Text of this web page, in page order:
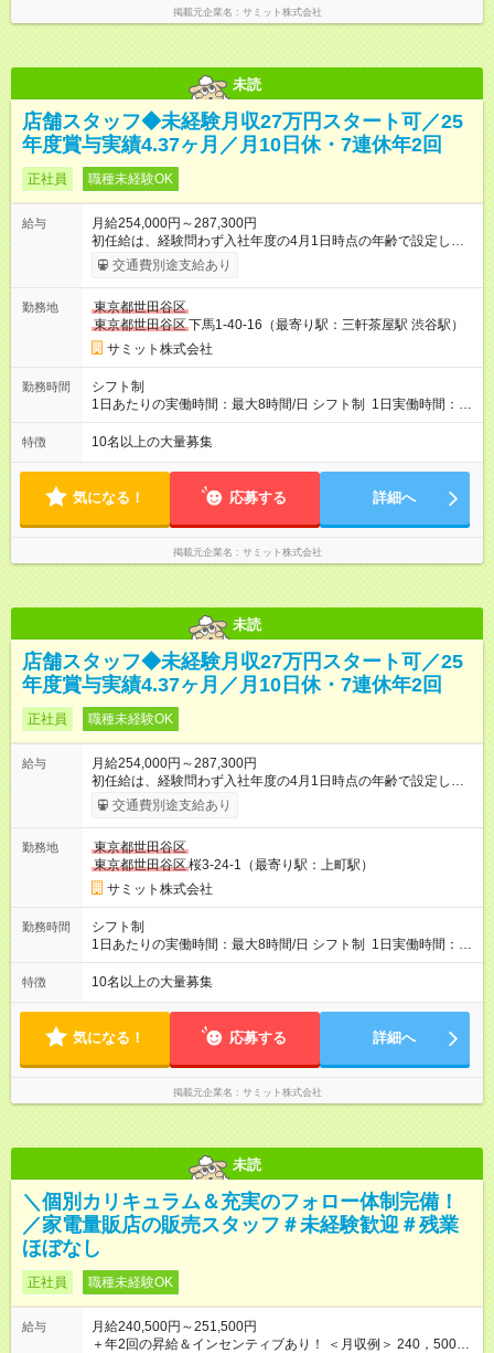
掲載元企業名 サミット株式会社
未読
店舗スタッフ◆未経験月収27万円スタート可／25
年度賞与実績4.37ヶ月／月10日休・7連休年2回
正社員 職種未経験OK
給与
月給254,000円～287,300円
初任給は、経験問わず入社年度の4月1日時点の年齢で設定しま
す。 ■27歳以上：月給28万7300円 ■26歳 ：月給28万3300
円 ■25歳 ：月給27万9300円 ■24歳 ：月給27万5300円
歳 ：月給26万円 ■20歳 ：月給25万4000円 ■キャリアパ
スについて■ 配属後は経験を積み、サブチーフ・チーフ（部門運
営責任者）を目指します。 チーフは接客や作業のほか、販売計
画や売場作り、社員教育も担当。副店長・店長へ昇進すれば給
与も大幅アップします。 また年1回キャリア希望を出せ、商品
部・営業企画部・総務部・経理部など本部スタッフへの挑戦も
発・経理部への異動例もあり、自身の可能性を広げられる環境
です！ 【試用期間】試用期間あり 試用期間の長さ：3ヶ月 雇用
形態、給与は本採用時と同じです。
交通費別途支給あり
勤務地
東京都世田谷区
東京都世田谷区下馬1-40-16（最寄り駅：三軒茶屋駅 渋谷駅）
サミット株式会社
勤務時間
シフト制
1日あたりの実働時間：最大8時間/日 シフト制 1日実働時間：最
大8時間(休憩1時間) 月10日休 【シフト例】 8:00～17:00 10:00
～19:00 12:00～21:00 ほか 深夜営業店舗(22時～25時閉店)に
めの深夜勤務はありません。 月平均残業時間20～30h程度
特徴 10名以上の大量募集
気になる！ 応募する 詳細へ
掲載元企業名 サミット株式会社
未読
店舗スタッフ◆未経験月収27万円スタート可／25
年度賞与実績4.37ヶ月／月10日休・7連休年2回
正社員 職種未経験OK
給与
月給254,000円～287,300円
初任給は、経験問わず入社年度の4月1日時点の年齢で設定しま
す。 ■27歳以上：月給28万7300円 ■26歳 ：月給28万3300
円 ■25歳 ：月給27万9300円 ■24歳 ：月給27万5300円
歳 ：月給26万円 ■20歳 ：月給25万4000円 ■キャリアパ
スについて■ 配属後は経験を積み、サブチーフ・チーフ（部門運
営責任者）を目指します。 チーフは接客や作業のほか、販売計
画や売場作り、社員教育も担当。副店長・店長へ昇進すれば給
与も大幅アップします。 また年1回キャリア希望を出せ、商品
部・営業企画部・総務部・経理部など本部スタッフへの挑戦も
発・経理部への異動例もあり、自身の可能性を広げられる環境
です！ 【試用期間】試用期間あり 試用期間の長さ：3ヶ月 雇用
形態、給与は本採用時と同じです。
交通費別途支給あり
勤務地
東京都世田谷区
東京都世田谷区桜3-24-1（最寄り駅：上町駅）
サミット株式会社
勤務時間
シフト制
1日あたりの実働時間：最大8時間/日 シフト制 1日実働時間：最
大8時間(休憩1時間) 月10日休 【シフト例】 8:00～17:00 10:00
～19:00 12:00～21:00 ほか 深夜営業店舗(22時～25時閉店)に
めの深夜勤務はありません。 月平均残業時間20～30h程度
特徴 10名以上の大量募集
気になる！ 応募する 詳細へ
掲載元企業名 サミット株式会社
未読
＼個別カリキュラム＆充実のフォロー体制完備！
／家電量販店の販売スタッフ＃未経験歓迎＃残業
ほぼなし
正社員 職種未経験OK
給与
月給240,500円～251,500円
＋年2回の昇給＆インセンティブあり！ ＜月収例＞ 240，500円